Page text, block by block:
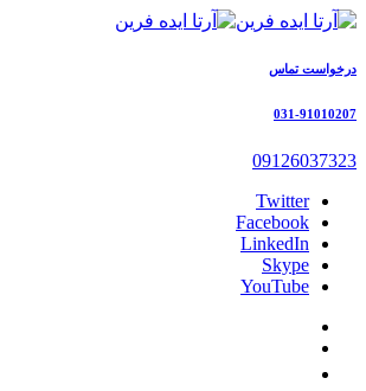
درخواست تماس
031-91010207
09126037323
Twitter
Facebook
LinkedIn
Skype
YouTube